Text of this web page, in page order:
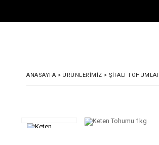
ANASAYFA > ÜRÜNLERIMIZ > ŞIFALI